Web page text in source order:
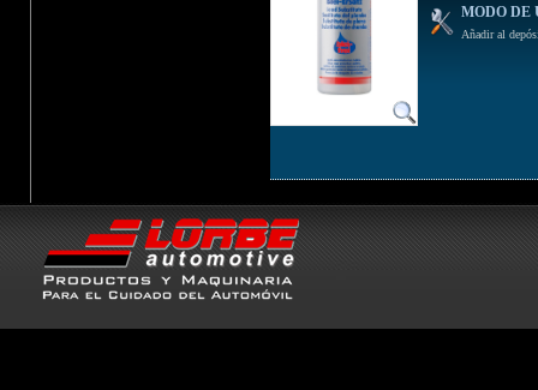
MODO DE
Añadir al